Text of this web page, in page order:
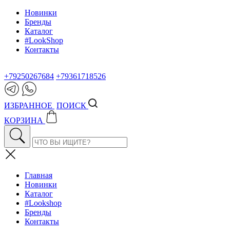
Новинки
Бренды
Каталог
#LookShop
Контакты
+79250267684 +79361718526
ИЗБРАННОЕ ПОИСК
КОРЗИНА
Главная
Новинки
Каталог
#Lookshop
Бренды
Контакты